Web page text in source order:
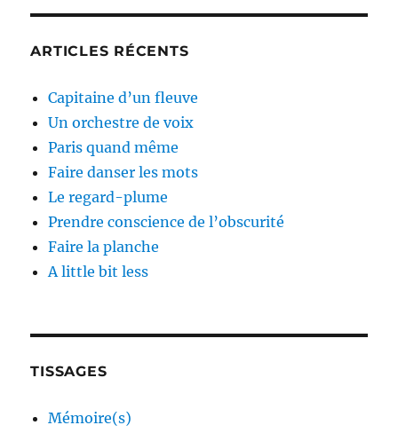
ARTICLES RÉCENTS
Capitaine d’un fleuve
Un orchestre de voix
Paris quand même
Faire danser les mots
Le regard-plume
Prendre conscience de l’obscurité
Faire la planche
A little bit less
TISSAGES
Mémoire(s)